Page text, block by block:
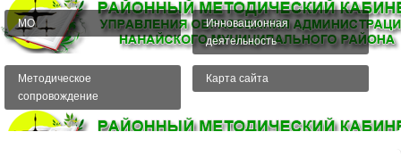
МО
Инновационная
деятельность
Методическое
сопровождение
Карта сайта